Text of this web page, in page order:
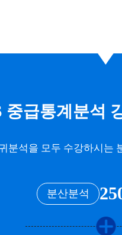
중급통계분석
분석을 모두 수강하시는
분산분석